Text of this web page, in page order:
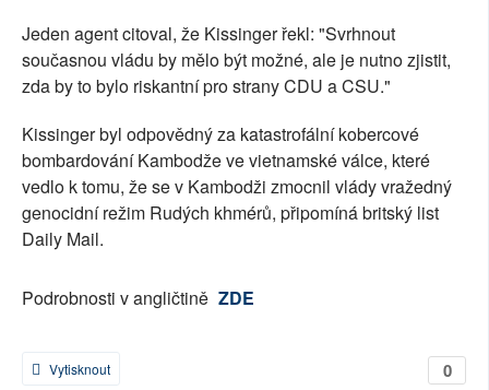
Jeden agent citoval, že Kissinger řekl: "Svrhnout
současnou vládu by mělo být možné, ale je nutno zjistit,
zda by to bylo riskantní pro strany CDU a CSU."
Kissinger byl odpovědný za katastrofální kobercové
bombardování Kambodže ve vietnamské válce, které
vedlo k tomu, že se v Kambodži zmocnil vlády vražedný
genocidní režim Rudých khmérů, připomíná britský list
Daily Mail.
Podrobnosti v angličtině ZDE
0
Vytisknout